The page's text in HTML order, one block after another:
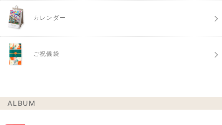
カレンダー
ご祝儀袋
ALBUM